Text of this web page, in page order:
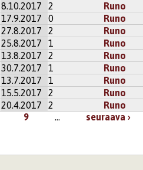
8.10.2017 2
Runo
17.9.2017 0
Runo
27.8.2017 2
Runo
25.8.2017 1
Runo
13.8.2017 2
Runo
30.7.2017 1
Runo
13.7.2017 1
Runo
15.5.2017 2
Runo
20.4.2017 2 Runo
9 …
seuraava ›